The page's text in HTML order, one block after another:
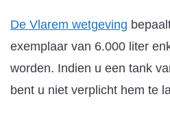
De Vlarem wetgeving
exemplaar van 6.000 liter
worden. Indien u een tank
bent u niet verplicht hem te